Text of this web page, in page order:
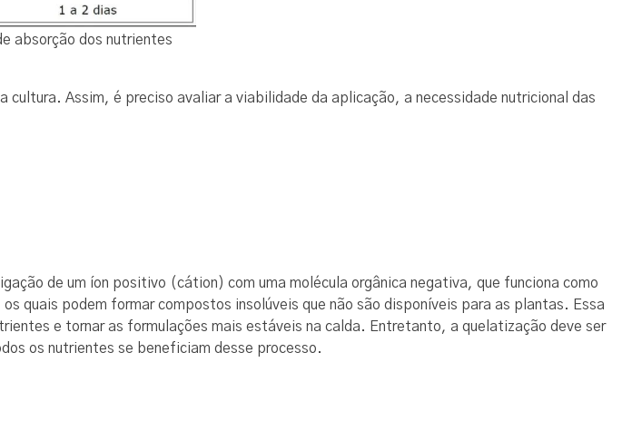
absorção dos nutrientes
Assim, é preciso avaliar a viabilidade da aplicação, a necessidade nutricional das
de um íon positivo (cátion) com uma molécula orgânica negativa, que funciona como
quais podem formar compostos insolúveis que não são disponíveis para as plantas. Essa
e tornar as formulações mais estáveis na calda. Entretanto, a quelatização deve ser
os nutrientes se beneficiam desse processo.